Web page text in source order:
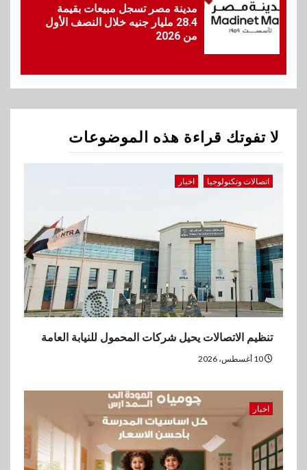
1
اتصالات وتكنولوجيا
المحمول للنيابة العامة
جوميا مصر تطلق حملة العودة
وعروض يومية
بنوك
بنك الإسكندرية يحقق صافي أرباح
7.54 مليار جنيه خلال النصف
الأول من 2026
4
اقتصاد
وصافي الربح يرتفع إلى486
5
عقارات
مدينة مصر تسجل مبيعات بقيمة
28.4 مليار جنيه خلال النصف
الأول من 2026
مدينة مصر تسجل مبيعات بقيمة
28.4 مليار جنيه خلال النصف الأول
من 2026
لا تفوتك قراءة هذه الموضوعات
اتصالات وتكنولوجيا اخبار
تنظيم الاتصالات يحيل شركات المحمول للنيابة العامة
اخبار